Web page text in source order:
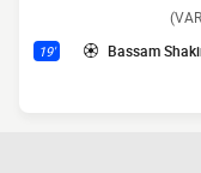
19' Bassam